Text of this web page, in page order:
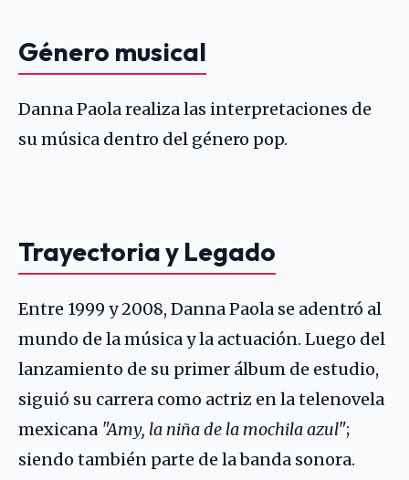
Género musical
Danna Paola realiza las interpretaciones de
su música dentro del género pop.
Trayectoria y Legado
Entre 1999 y 2008, Danna Paola se adentró al
mundo de la música y la actuación. Luego del
lanzamiento de su primer álbum de estudio,
siguió su carrera como actriz en la telenovela
mexicana "Amy, la niña de la mochila azul";
siendo también parte de la banda sonora.